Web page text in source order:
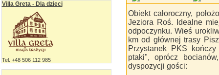
Villa Greta - Dla dzieci
Tel. +48 506 112 985
Obiekt całoroczny,
Jeziora Roś. Idealne
odpoczynku. Wieś
km od głównej trasy
Przystanek PKS
ptaki", oprócz
dyspozycji gości: